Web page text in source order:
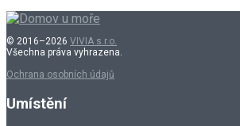
© 2016–2026 VIVIA s.r.o.
Všechna práva vyhrazena.
Ochrana osobních údajů
Umístění